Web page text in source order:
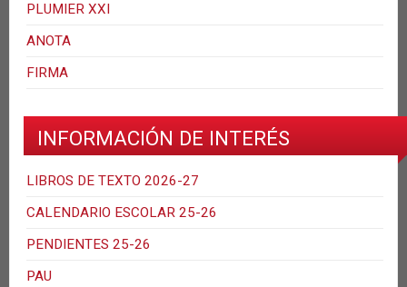
PLUMIER XXI
ANOTA
FIRMA
INFORMACIÓN DE INTERÉS
LIBROS DE TEXTO 2026-27
CALENDARIO ESCOLAR 25-26
PENDIENTES 25-26
PAU